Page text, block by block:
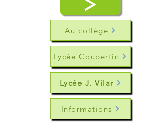
Au collège
Lycée Coubertin
Lycée J. Vilar
Informations